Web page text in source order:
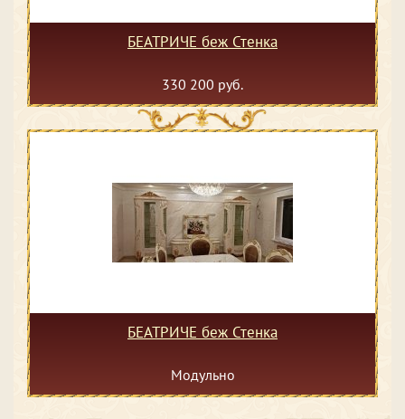
БЕАТРИЧЕ беж Стенка
330 200 руб.
БЕАТРИЧЕ беж Стенка
Модульно